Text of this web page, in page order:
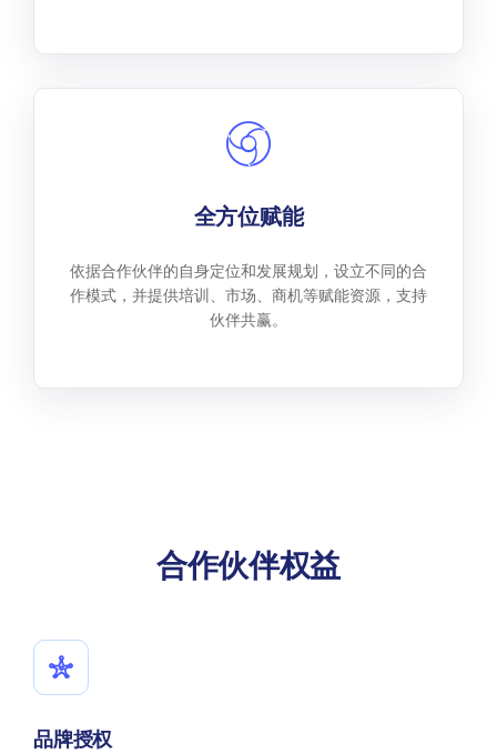
全方位赋能
依据合作伙伴的自身定位和发展规划，设立不同的合
作模式，并提供培训、市场、商机等赋能资源，支持
伙伴共赢。
合作伙伴权益
品牌授权